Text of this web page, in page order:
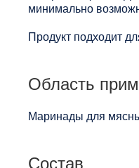
минимально
Продукт подходит
Область
Маринады для
Состав